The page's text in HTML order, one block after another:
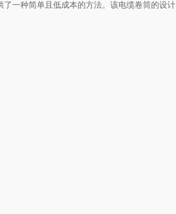
一种简单且低成本的方法。该电缆卷筒的